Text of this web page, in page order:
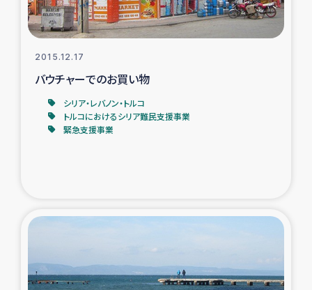
2015.12.17
バウチャーでのお買い物
シリア・レバノン・トルコ
トルコにおけるシリア難民支援事業
緊急支援事業